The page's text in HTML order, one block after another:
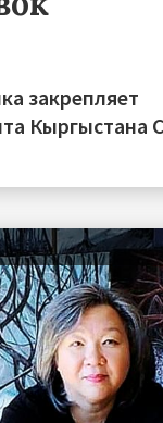
закрепляет
Кыргыстана